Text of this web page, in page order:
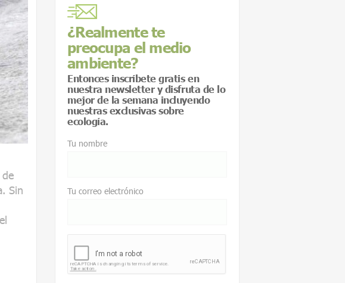
Sin
¿Realmente te
preocupa el medio
ambiente?
Entonces inscríbete gratis en
nuestra newsletter y disfruta de lo
mejor de la semana incluyendo
nuestras exclusivas sobre
ecología.
Tu nombre
Tu correo electrónico